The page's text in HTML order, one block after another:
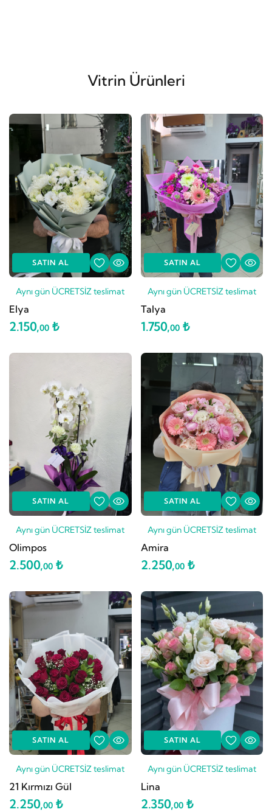
Vitrin Ürünleri
SATIN AL
Aynı gün ÜCRETSİZ teslimat
Elya
2.150,00 ₺
SATIN AL
Aynı gün ÜCRETSİZ teslimat
Talya
1.750,00₺
SATIN AL
Aynı gün ÜCRETSİZ teslimat
Olimpos
2.500,00 ₺
SATIN AL
Aynı gün ÜCRETSİZ teslimat
Amira
2.250,00₺
SATIN AL
Aynı gün ÜCRETSİZ teslimat
21 Kırmızı Gül
2.250,00 ₺
SATIN AL
Aynı gün ÜCRETSİZ teslimat
Lina
2.350,00₺